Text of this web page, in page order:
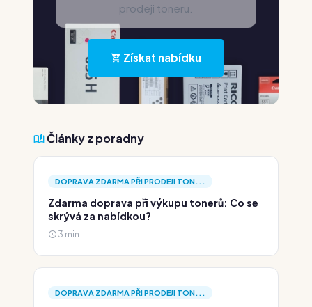
prodeji toneru.
Získat nabídku
Články z poradny
DOPRAVA ZDARMA PŘI PRODEJI TON...
Zdarma doprava při výkupu tonerů: Co se
skrývá za nabídkou?
3 min.
DOPRAVA ZDARMA PŘI PRODEJI TON...